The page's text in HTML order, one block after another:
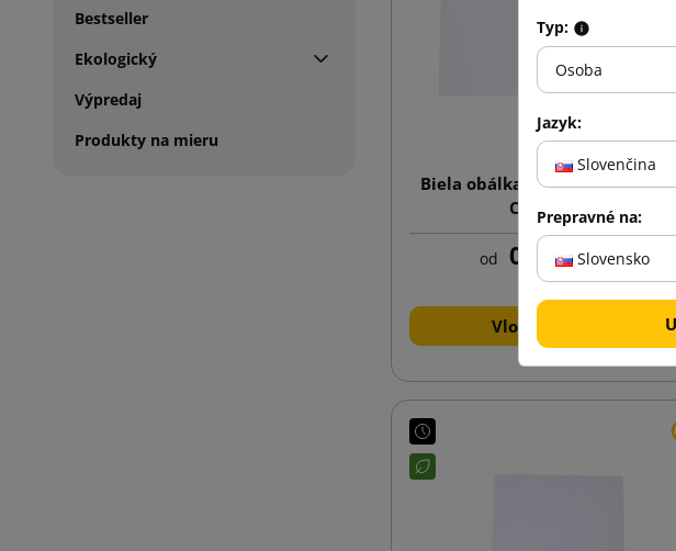
Bestseller
Ekologický
Výpredaj
Produkty na mieru
Biela obálka z papiera s
C5 162x229
od 0,05 € s DPH
Vložiť do košíka
Typ:
Osoba
Jazyk:
Slovenčina
Prepravné na:
Slovensko